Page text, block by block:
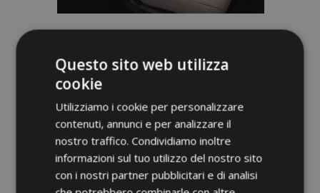
116,00 €
Non Disponibile
Aggiungi
alla
lista
Questo sito web utilizza
cookie
Utilizziamo i cookie per personalizzare
contenuti, annunci e per analizzare il
nostro traffico. Condividiamo inoltre
informazioni sul tuo utilizzo del nostro sito
con i nostri partner pubblicitari e di analisi